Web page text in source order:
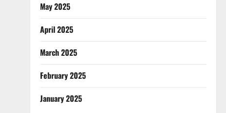
May 2025
April 2025
March 2025
February 2025
January 2025